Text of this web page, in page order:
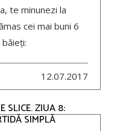
te minunezi la
cei mai buni 6
12.07.2017
SLICE. ZIUA 8:
SIMPLĂ